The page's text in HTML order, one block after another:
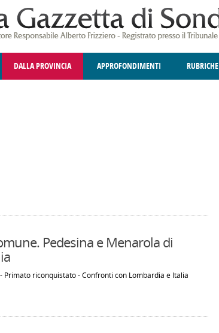
DALLA PROVINCIA APPROFONDIMENTI RUBRICHE
Pedesina e Menarola di
riconquistato - Confronti con Lombardia e Italia